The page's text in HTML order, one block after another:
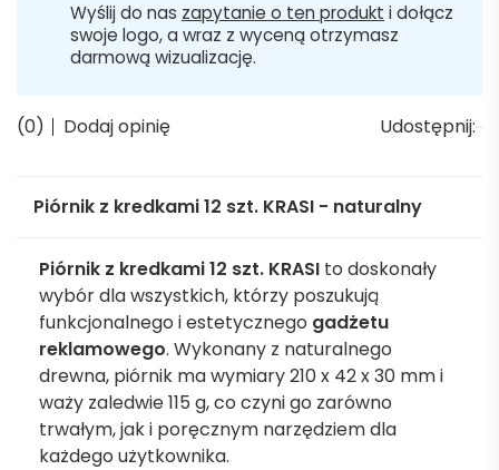
Wyślij do nas zapytanie o ten produkt i dołącz
swoje logo, a wraz z wyceną otrzymasz
darmową wizualizację.
(0) Dodaj opinię Udostępnij:
Piórnik z kredkami 12 szt. KRASI - naturalny
Piórnik z kredkami 12 szt. KRASI to doskonały
wybór dla wszystkich, którzy poszukują
funkcjonalnego i estetycznego gadżetu
reklamowego. Wykonany z naturalnego
drewna, piórnik ma wymiary 210 x 42 x 30 mm i
waży zaledwie 115 g, co czyni go zarówno
trwałym, jak i poręcznym narzędziem dla
każdego użytkownika.